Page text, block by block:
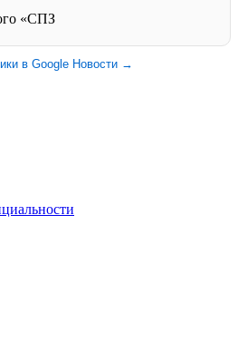
«СПЗ
в Google Новости →